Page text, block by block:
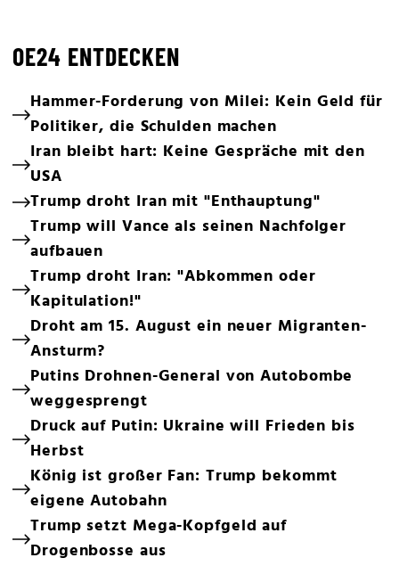
OE24 ENTDECKEN
Hammer-Forderung von Milei: Kein Geld für
Politiker, die Schulden machen
Iran bleibt hart: Keine Gespräche mit den
USA
Trump droht Iran mit "Enthauptung"
Trump will Vance als seinen Nachfolger
aufbauen
Trump droht Iran: "Abkommen oder
Kapitulation!"
Droht am 15. August ein neuer Migranten-
Ansturm?
Putins Drohnen-General von Autobombe
weggesprengt
Druck auf Putin: Ukraine will Frieden bis
Herbst
König ist großer Fan: Trump bekommt
eigene Autobahn
Trump setzt Mega-Kopfgeld auf
Drogenbosse aus